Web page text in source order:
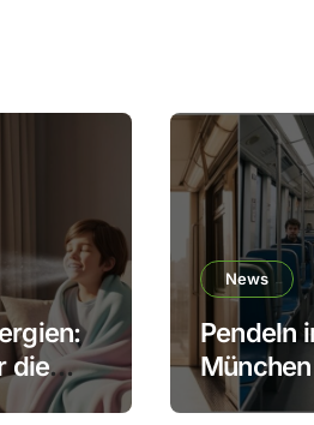
die
News
Pendeln
Wie